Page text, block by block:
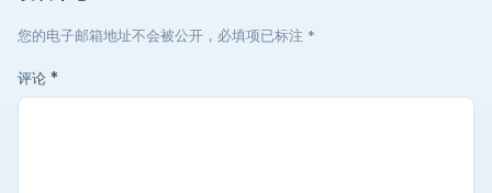
您的电子邮箱地址不会被公开，必填项已标注 *
评论 *